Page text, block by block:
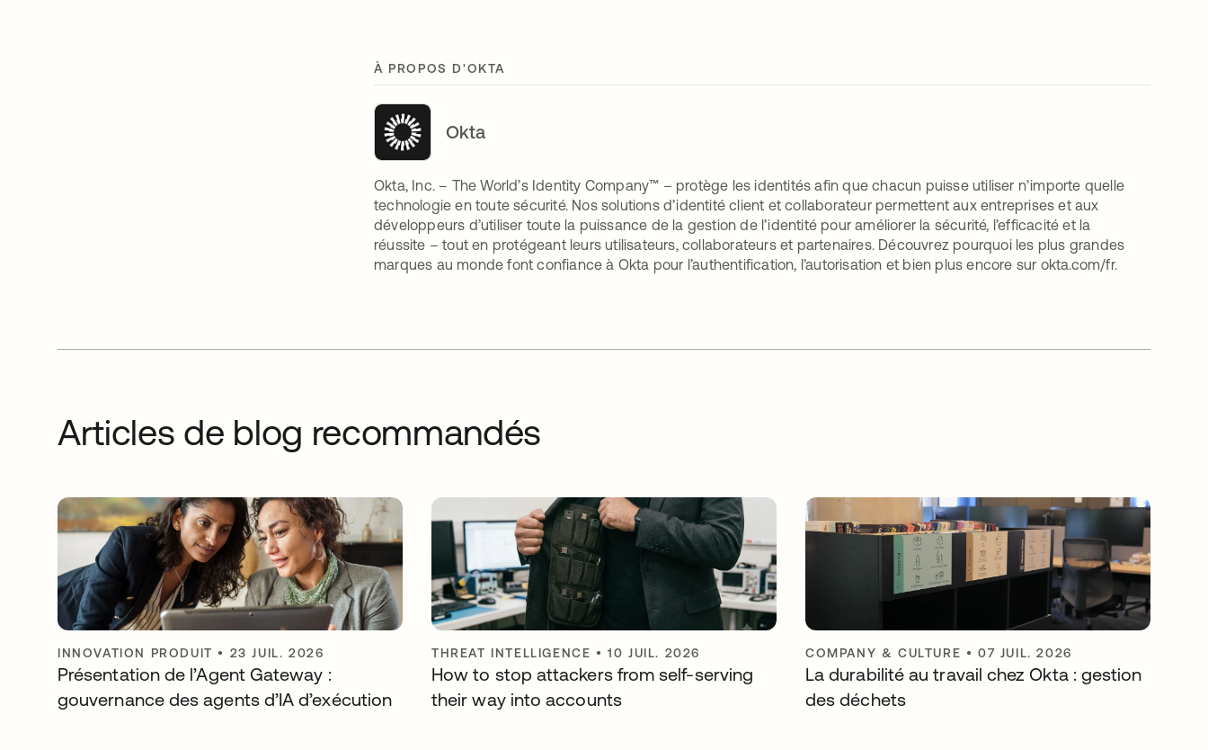
À PROPOS D'OKTA
Okta
Okta, Inc. – The World’s Identity Company™ – protège les identités afin que chacun puisse utiliser n’importe quelle
technologie en toute sécurité. Nos solutions d’identité client et collaborateur permettent aux entreprises et aux
développeurs d’utiliser toute la puissance de la gestion de l’identité pour améliorer la sécurité, l’efficacité et la
réussite – tout en protégeant leurs utilisateurs, collaborateurs et partenaires. Découvrez pourquoi les plus grandes
marques au monde font confiance à Okta pour l’authentification, l’autorisation et bien plus encore sur okta.com/fr.
Articles de blog recommandés
INNOVATION PRODUIT • 23 JUIL. 2026
Présentation de l’Agent Gateway :
gouvernance des agents d’IA d’exécution
THREAT INTELLIGENCE •10 JUIL. 2026
How to stop attackers from self-serving
their way into accounts
COMPANY & CULTURE •07 JUIL. 2026
La durabilité au travail chez Okta : gestion
des déchets